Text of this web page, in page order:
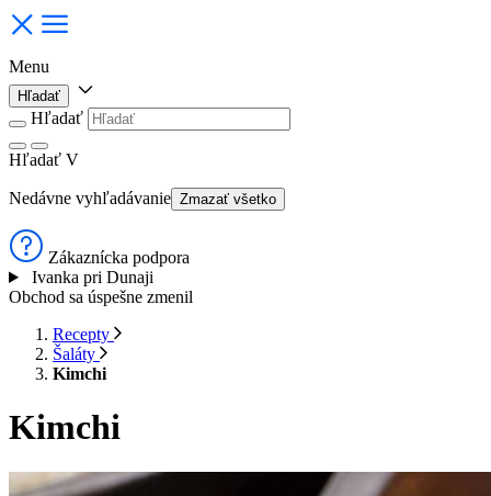
Menu
Hľadať
Hľadať
Hľadať V
Nedávne vyhľadávanie Zmazať všetko
Zákaznícka podpora
Ivanka pri Dunaji
Obchod sa úspešne zmenil
Recepty
Šaláty
Kimchi
Kimchi